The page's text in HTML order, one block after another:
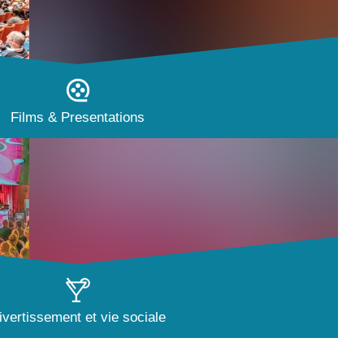
Films & Presentations
et vie sociale